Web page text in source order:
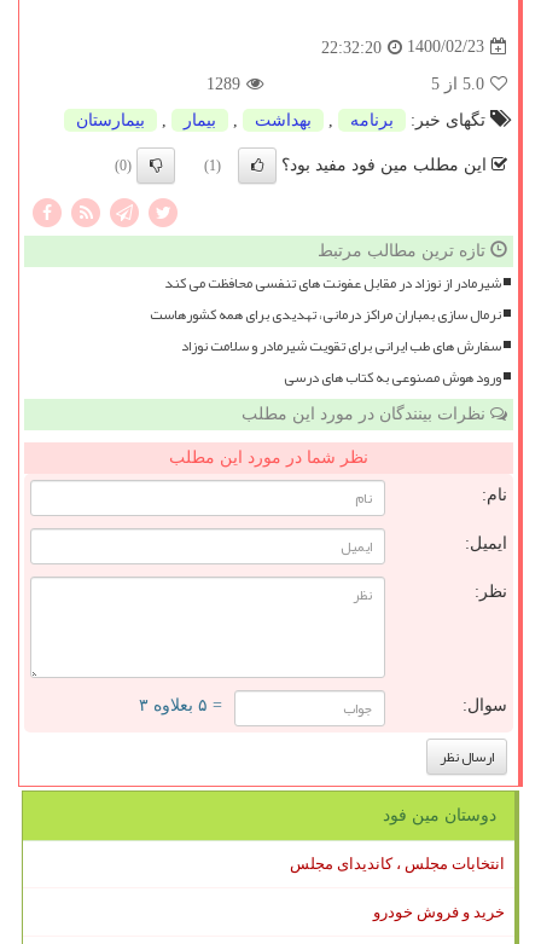
1400/02/23
22:32:20
5.0 از 5
1289
تگهای خبر:
برنامه بهداشت بیمار بیمارستان
این مطلب مین فود مفید بود؟ (1)
(0)
تازه ترین مطالب مرتبط
شیرمادر از نوزاد در مقابل عفونت های تنفسی محافظت می کند
نرمال سازی بمباران مراکز درمانی، تهدیدی برای همه کشورهاست
سفارش های طب ایرانی برای تقویت شیرمادر و سلامت نوزاد
ورود هوش مصنوعی به کتاب های درسی
نظرات بینندگان در مورد این مطلب
نظر شما در مورد این مطلب
نام:
ایمیل:
نظر:
سوال: = ۵ بعلاوه ۳
دوستان مین فود
انتخابات مجلس ، کاندیدای مجلس
خرید و فروش خودرو